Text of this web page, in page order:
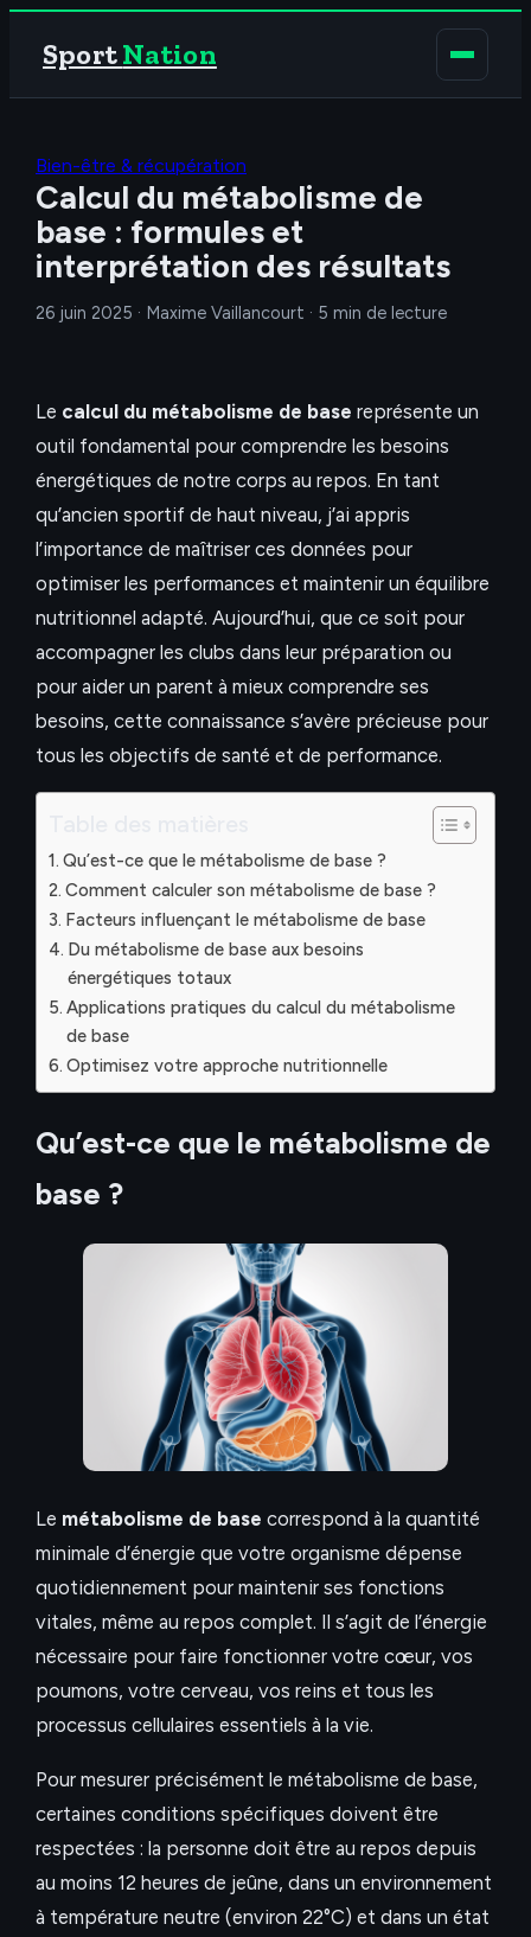
SportNation
Bien-être & récupération
Calcul du métabolisme de
base : formules et
interprétation des résultats
26 juin 2025 · Maxime Vaillancourt · 5 min de lecture
Le calcul du métabolisme de base représente un
outil fondamental pour comprendre les besoins
énergétiques de notre corps au repos. En tant
qu’ancien sportif de haut niveau, j’ai appris
l’importance de maîtriser ces données pour
optimiser les performances et maintenir un équilibre
nutritionnel adapté. Aujourd’hui, que ce soit pour
accompagner les clubs dans leur préparation ou
pour aider un parent à mieux comprendre ses
besoins, cette connaissance s’avère précieuse pour
tous les objectifs de santé et de performance.
Qu’est-ce que le métabolisme de base ?
Comment calculer son métabolisme de base ?
Facteurs influençant le métabolisme de base
Du métabolisme de base aux besoins
énergétiques totaux
Applications pratiques du calcul du métabolisme
de base
Optimisez votre approche nutritionnelle
Qu’est-ce que le métabolisme de
base ?
Le métabolisme de base correspond à la quantité
minimale d’énergie que votre organisme dépense
quotidiennement pour maintenir ses fonctions
vitales, même au repos complet. Il s’agit de l’énergie
nécessaire pour faire fonctionner votre cœur, vos
poumons, votre cerveau, vos reins et tous les
processus cellulaires essentiels à la vie.
Pour mesurer précisément le métabolisme de base,
certaines conditions spécifiques doivent être
respectées : la personne doit être au repos depuis
au moins 12 heures de jeûne, dans un environnement
à température neutre (environ 22°C) et dans un état